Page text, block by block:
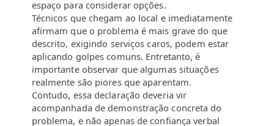
espaço para considerar opções.
Técnicos que chegam ao local e imediatamente
afirmam que o problema é mais grave do que
descrito, exigindo serviços caros, podem estar
aplicando golpes comuns. Entretanto, é
importante observar que algumas situações
realmente são piores que aparentam.
Contudo, essa declaração deveria vir
acompanhada de demonstração concreta do
problema, e não apenas de confiança verbal